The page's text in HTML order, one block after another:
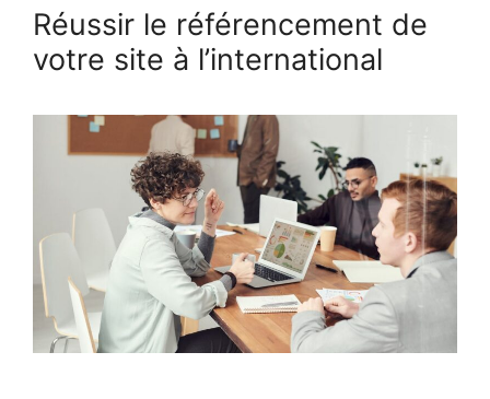
Réussir le référencement de
votre site à l’international